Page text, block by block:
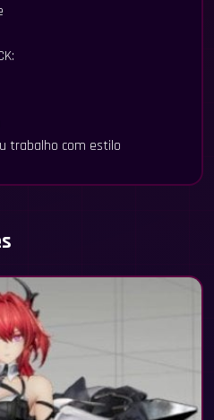
trabalho com estilo